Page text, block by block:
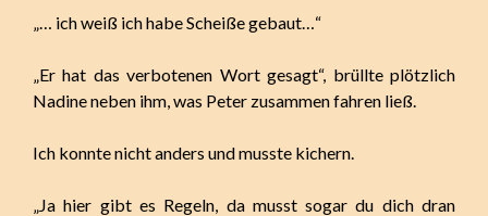
„… ich weiß ich habe Scheiße gebaut…“
„Er hat das verbotenen Wort gesagt“, brüllte plötzlich
Nadine neben ihm, was Peter zusammen fahren ließ.
Ich konnte nicht anders und musste kichern.
„Ja hier gibt es Regeln, da musst sogar du dich dran